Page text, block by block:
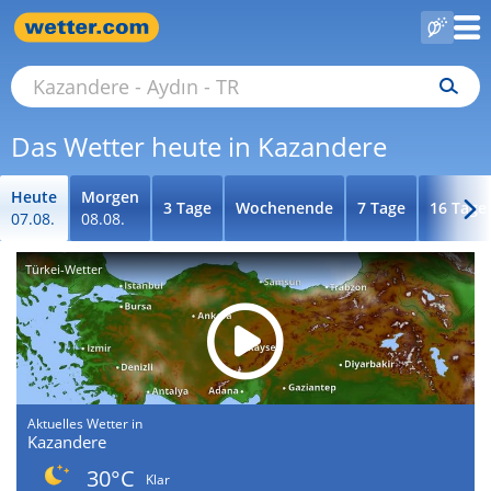
Das Wetter heute in Kazandere
Heute
07.08.
Morgen
08.08.
3 Tage Wochenende 7 Tage 16 Tage
Türkei-Wetter
Aktuelles Wetter in
Kazandere
30°C
Klar